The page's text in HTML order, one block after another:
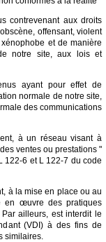
contrevenant aux droits
offensant, violent
et de manière
notre site, aux lois et
ayant pour effet de
normale de notre site,
des communications
à un réseau visant à
ventes ou prestations "
122-6 et L 122-7 du code
à la mise en place ou au
en œuvre des pratiques
ailleurs, est interdit le
(VDI) à des fins de
similaires.